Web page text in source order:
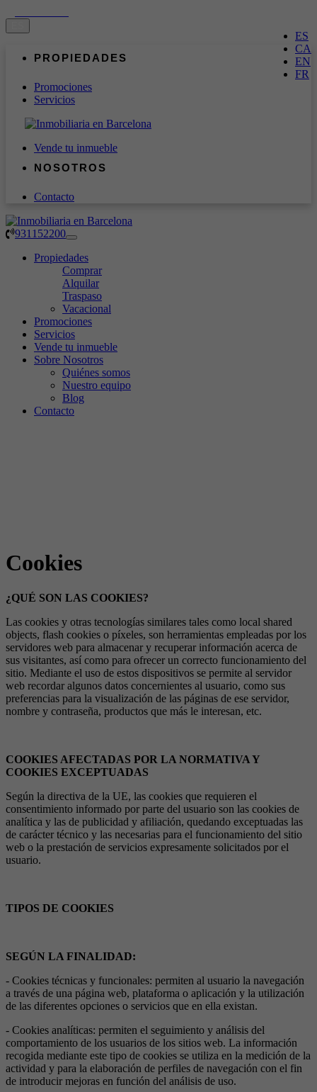
ES
CA
EN
FR
PROPIEDADES
Promociones
Servicios
Vende tu inmueble
NOSOTROS
Contacto
COMPRAR
QUIÉNES SOMOS
931152200
Toggle
navigation
Propiedades
Comprar
Alquilar
Traspaso
Vacacional
Promociones
Servicios
Vende tu inmueble
Sobre Nosotros
Quiénes somos
Nuestro equipo
Blog
Contacto
Cookies
¿QUÉ SON LAS COOKIES?
Las cookies y otras tecnologías similares tales como local shared
objects, flash cookies o píxeles, son herramientas empleadas por los
servidores web para almacenar y recuperar información acerca de
sus visitantes, así como para ofrecer un correcto funcionamiento del
sitio. Mediante el uso de estos dispositivos se permite al servidor
web recordar algunos datos concernientes al usuario, como sus
preferencias para la visualización de las páginas de ese servidor,
nombre y contraseña, productos que más le interesan, etc.
COOKIES AFECTADAS POR LA NORMATIVA Y
COOKIES EXCEPTUADAS
Según la directiva de la UE, las cookies que requieren el
consentimiento informado por parte del usuario son las cookies de
analítica y las de publicidad y afiliación, quedando exceptuadas las
de carácter técnico y las necesarias para el funcionamiento del sitio
web o la prestación de servicios expresamente solicitados por el
usuario.
TIPOS DE COOKIES
SEGÚN LA FINALIDAD:
- Cookies técnicas y funcionales: permiten al usuario la navegación
a través de una página web, plataforma o aplicación y la utilización
de las diferentes opciones o servicios que en ella existan.
- Cookies analíticas: permiten el seguimiento y análisis del
comportamiento de los usuarios de los sitios web. La información
recogida mediante este tipo de cookies se utiliza en la medición de la
actividad y para la elaboración de perfiles de navegación con el fin
de introducir mejoras en función del análisis de uso.